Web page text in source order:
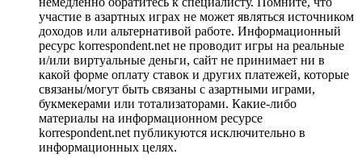
участие в азартных играх не может являться источником
доходов или альтернативой работе. Информационный
ресурс korrespondent.net не проводит игры на реальные
и/или виртуальные деньги, сайт не принимает ни в
какой форме оплату ставок и других платежей, которые
связаны/могут быть связаны с азартными играми,
букмекерами или тотализаторами. Какие-либо
материалы на информационном ресурсе
korrespondent.net публикуются исключительно в
информационных целях.